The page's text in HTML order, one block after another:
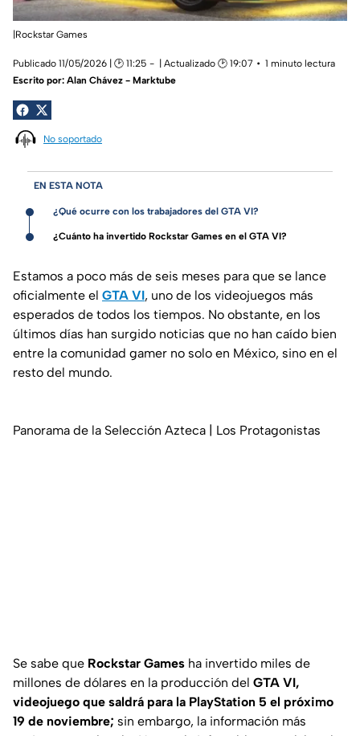
|Rockstar Games
Publicado 11/05/2026 | 🕑 11:25 | Actualizado 🕑 19:07
1 minuto lectura
Escrito por: Alan Chávez - Marktube
No soportado
EN ESTA NOTA
¿Qué ocurre con los trabajadores del GTA VI?
¿Cuánto ha invertido Rockstar Games en el GTA VI?
Estamos a poco más de seis meses para que se lance
oficialmente el GTA VI, uno de los videojuegos más
esperados de todos los tiempos. No obstante, en los
últimos días han surgido noticias que no han caído bien
entre la comunidad gamer no solo en México, sino en el
resto del mundo.
Panorama de la Selección Azteca | Los Protagonistas
Se sabe que Rockstar Games ha invertido miles de
millones de dólares en la producción del GTA VI,
videojuego que saldrá para la PlayStation 5 el próximo
19 de noviembre; sin embargo, la información más